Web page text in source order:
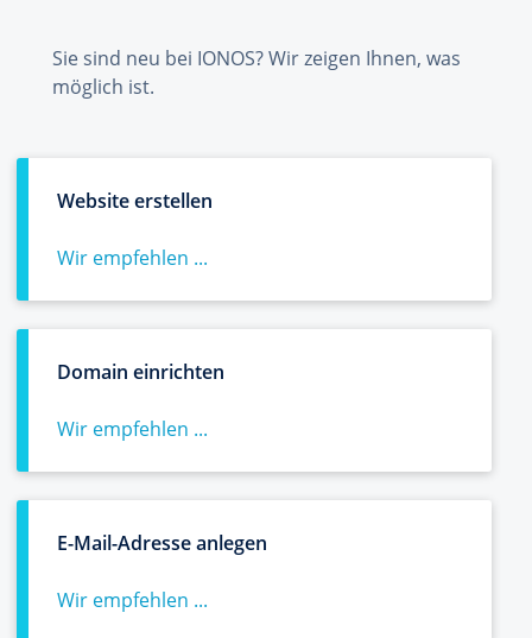
Sie sind neu bei IONOS? Wir zeigen Ihnen, was
möglich ist.
Website erstellen
Wir empfehlen ...
Domain einrichten
Wir empfehlen ...
E-Mail-Adresse anlegen
Wir empfehlen ...